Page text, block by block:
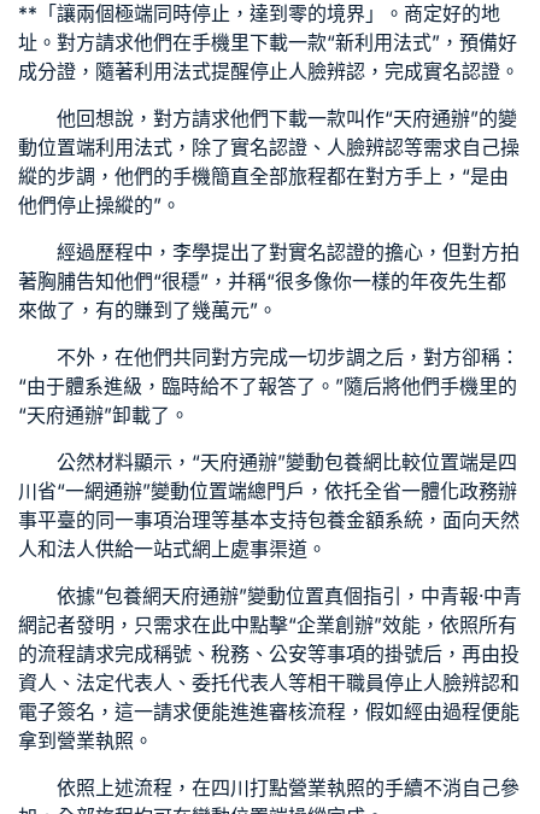
**「讓兩個極端同時停止，達到零的境界」。商定好的地
址。對方請求他們在手機里下載一款“新利用法式”，預備好
成分證，隨著利用法式提醒停止人臉辨認，完成實名認證。
他回想說，對方請求他們下載一款叫作“天府通辦”的變
動位置端利用法式，除了實名認證、人臉辨認等需求自己操
縱的步調，他們的手機簡直全部旅程都在對方手上，“是由
他們停止操縱的”。
經過歷程中，李學提出了對實名認證的擔心，但對方拍
著胸脯告知他們“很穩”，并稱“很多像你一樣的年夜先生都
來做了，有的賺到了幾萬元”。
不外，在他們共同對方完成一切步調之后，對方卻稱：
“由于體系進級，臨時給不了報答了。”隨后將他們手機里的
“天府通辦”卸載了。
公然材料顯示，“天府通辦”變動包養網比較位置端是四
川省“一網通辦”變動位置端總門戶，依托全省一體化政務辦
事平臺的同一事項治理等基本支持包養金額系統，面向天然
人和法人供給一站式網上處事渠道。
依據“包養網天府通辦”變動位置真個指引，中青報·中青
網記者發明，只需求在此中點擊“企業創辦”效能，依照所有
的流程請求完成稱號、稅務、公安等事項的掛號后，再由投
資人、法定代表人、委托代表人等相干職員停止人臉辨認和
電子簽名，這一請求便能進進審核流程，假如經由過程便能
拿到營業執照。
依照上述流程，在四川打點營業執照的手續不消自己參